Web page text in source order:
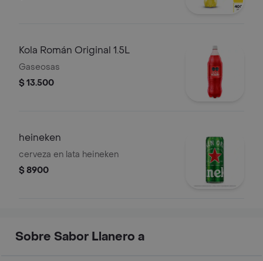
Kola Román Original 1.5L
Gaseosas
$ 13.500
heineken
cerveza en lata heineken
$ 8900
Sobre Sabor Llanero a